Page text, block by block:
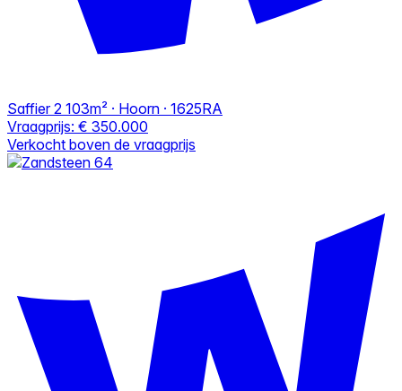
Saffier 2 103m² · Hoorn · 1625RA
Vraagprijs: € 350.000
Verkocht boven de vraagprijs